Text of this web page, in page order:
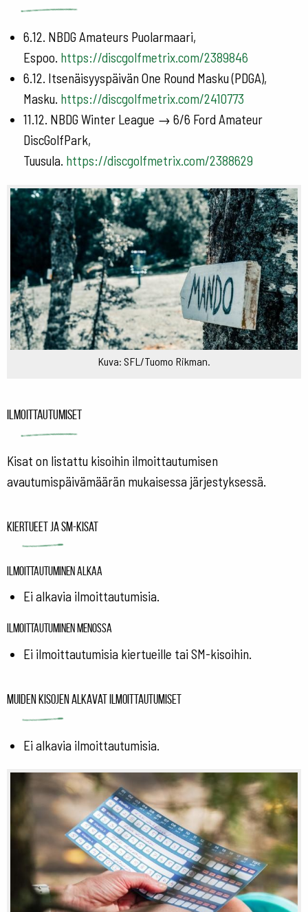
6.12. NBDG Amateurs Puolarmaari,
Espoo. https://discgolfmetrix.com/2389846
6.12. Itsenäisyyspäivän One Round Masku (PDGA),
Masku. https://discgolfmetrix.com/2410773
11.12. NBDG Winter League → 6/6 Ford Amateur
DiscGolfPark,
Tuusula. https://discgolfmetrix.com/2388629
Kuva: SFL/Tuomo Rikman.
Ilmoittautumiset
Kisat on listattu kisoihin ilmoittautumisen
avautumispäivämäärän mukaisessa järjestyksessä.
Kiertueet ja SM-kisat
Ilmoittautuminen alkaa
Ei alkavia ilmoittautumisia.
Ilmoittautuminen menossa
Ei ilmoittautumisia kiertueille tai SM-kisoihin.
Muiden kisojen alkavat ilmoittautumiset
Ei alkavia ilmoittautumisia.